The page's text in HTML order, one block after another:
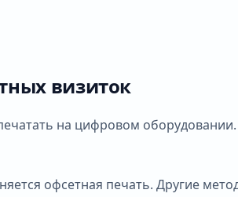
визиток
на цифровом
офсетная печать. Другие